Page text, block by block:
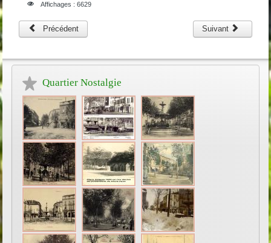
Affichages : 6629
Précédent Suivant
Quartier Nostalgie